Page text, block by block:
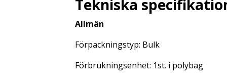
Tekniska
Allmän
Förpackningstyp: Bulk
Förbrukningsenhet: 1st. i polybag